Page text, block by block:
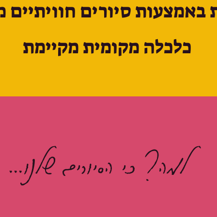
באמצעות סיורים חוויתיים
כלכלה מקומית מקיימת
למה? כי הסיורים שלנו...